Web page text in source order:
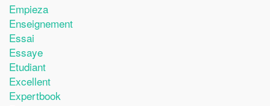
Empieza
Enseignement
Essai
Essaye
Etudiant
Excellent
Expertbook